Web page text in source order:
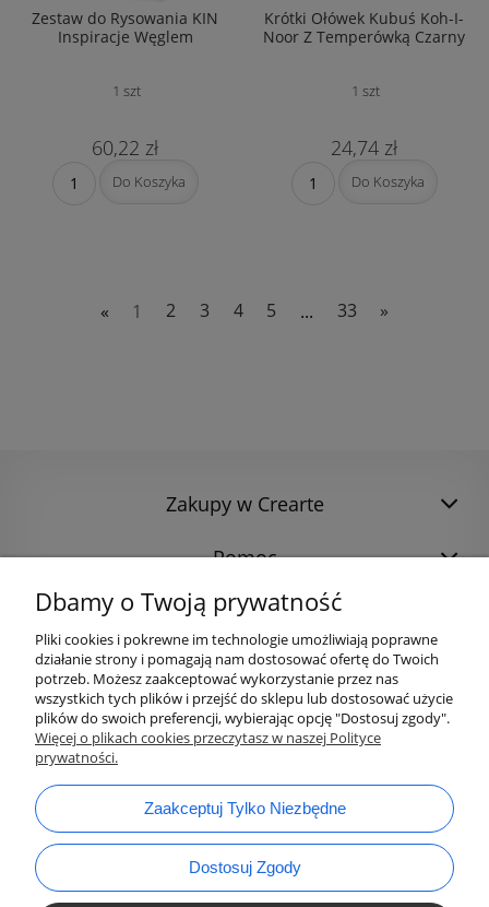
Zestaw do Rysowania KIN
Inspiracje Węglem
1 szt
60,22 zł
Do Koszyka
Krótki Ołówek Kubuś Koh-I-
Noor Z Temperówką Czarny
1 szt
24,74 zł
Do Koszyka
« 1 2 3 4 5 ... 33 »
Zakupy w Crearte
Pomoc
bok@ArtykulyDlaPlastykow.pl
tel.:733 012 789
Dbamy o Twoją prywatność
Pliki cookies i pokrewne im technologie umożliwiają poprawne
działanie strony i pomagają nam dostosować ofertę do Twoich
potrzeb. Możesz zaakceptować wykorzystanie przez nas
wszystkich tych plików i przejść do sklepu lub dostosować użycie
plików do swoich preferencji, wybierając opcję "Dostosuj zgody".
Więcej o plikach cookies przeczytasz w naszej Polityce
prywatności.
Zaakceptuj Tylko Niezbędne
Dostosuj Zgody